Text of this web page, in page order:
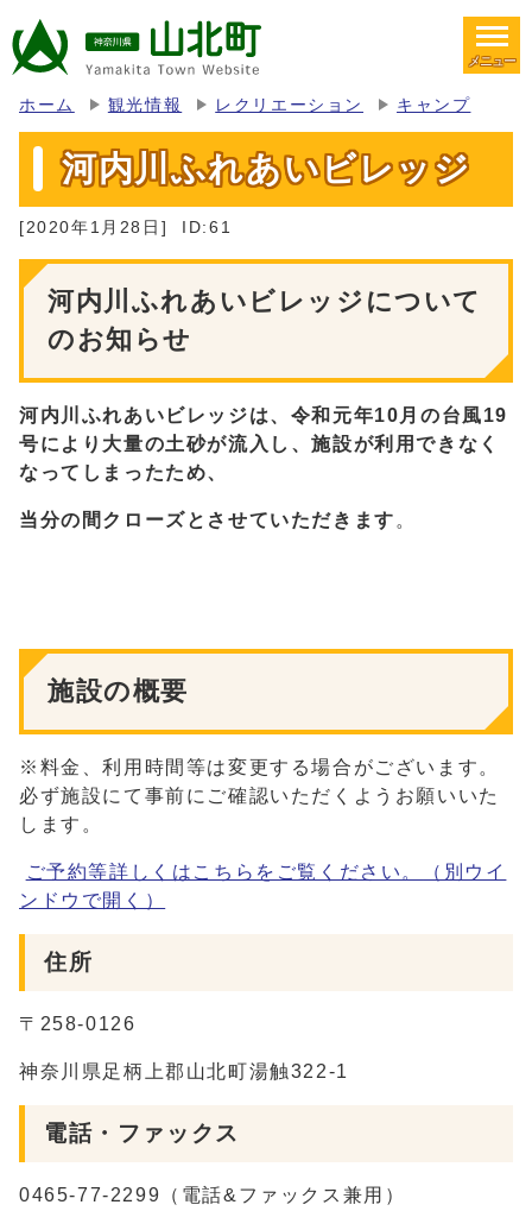
メニュー
ホーム 観光情報 レクリエーション キャンプ
河内川ふれあいビレッジ
[2020年1月28日] ID:61
河内川ふれあいビレッジについて
のお知らせ
河内川ふれあいビレッジは、令和元年10月の台風19
号により大量の土砂が流入し、施設が利用できなく
なってしまったため、
当分の間クローズとさせていただきます 。
施設の概要
※料金、利用時間等は変更する場合がございます。
必ず施設にて事前にご確認いただくようお願いいた
します。
ご予約等詳しくはこちらをご覧ください。
（別ウイ
ンドウで開く）
住所
〒258-0126
神奈川県足柄上郡山北町湯触322-1
電話・ファックス
0465-77-2299（電話&ファックス兼用）